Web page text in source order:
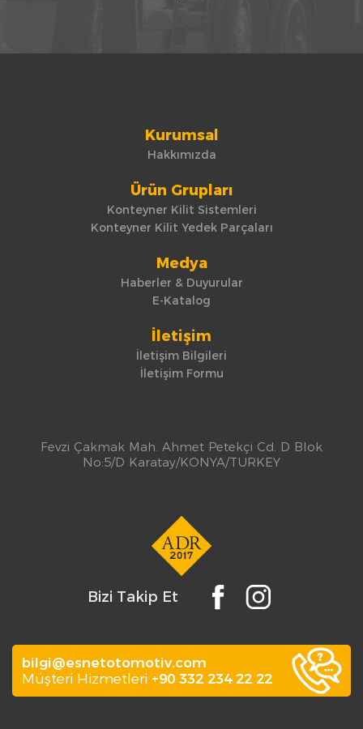
Kurumsal
Hakkımızda
Ürün Grupları
Konteyner Kilit Sistemleri
Konteyner Kilit Yedek Parçaları
Medya
Haberler & Duyurular
E-Katalog
İletişim
İletişim Bilgileri
İletişim Formu
Fevzi Çakmak Mah. Ahmet Petekçi Cd. D Blok
No:5/D Karatay/KONYA/TURKEY
Bizi Takip Et
bilgi@esnetotomotiv.com
Müşteri Hizmetleri +90 332 234 22 22